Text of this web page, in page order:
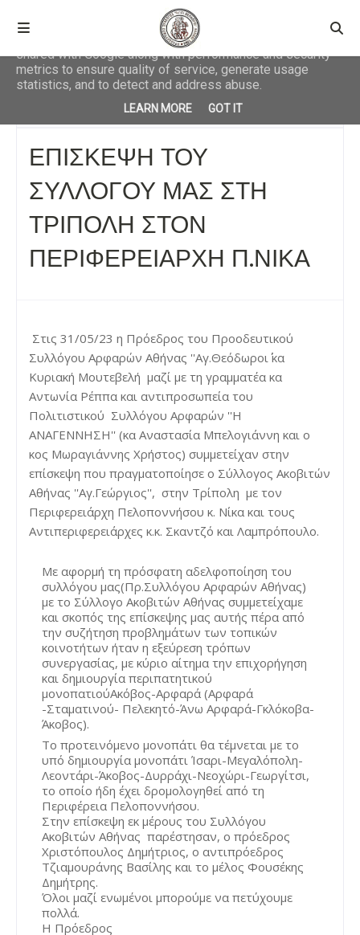
ΤΡΙΠΟΛΗ ΣΤΟΝ ΠΕΡΙΦΕΡΕΙΑΡΧΗ Π.ΝΙΚΑ
ΕΠΙΣΚΕΨΗ ΤΟΥ
ΣΥΛΛΟΓΟΥ ΜΑΣ ΣΤΗ
ΤΡΙΠΟΛΗ ΣΤΟΝ
ΠΕΡΙΦΕΡΕΙΑΡΧΗ Π.ΝΙΚΑ
Στις 31/05/23 η Πρόεδρος του Προοδευτικού
Συλλόγου Αρφαρών Αθήνας ''Αγ.Θεόδωροι΄΄ κα
Κυριακή Μουτεβελή  μαζί με τη γραμματέα κα
Αντωνία Ρέππα και αντιπροσωπεία του
Πολιτιστικού  Συλλόγου Αρφαρών ''Η
ΑΝΑΓΕΝΝΗΣΗ'' (κα Αναστασία Μπελογιάννη και ο
κος Μωραγιάννης Χρήστος) συμμετείχαν στην
επίσκεψη που πραγματοποίησε ο Σύλλογος Ακοβιτών
Αθήνας ''Αγ.Γεώργιος'',  στην Τρίπολη  με τον
Περιφερειάρχη Πελοποννήσου κ. Νίκα και τους
Αντιπεριφερειάρχες κ.κ. Σκαντζό και Λαμπρόπουλο.
Με αφορμή τη πρόσφατη αδελφοποίηση του
συλλόγου μας(Πρ.Συλλόγου Αρφαρών Αθήνας)
με το Σύλλογο Ακοβιτών Αθήνας συμμετείχαμε
και σκοπός της επίσκεψης μας αυτής πέρα από
την συζήτηση προβλημάτων των τοπικών
κοινοτήτων ήταν η εξεύρεση τρόπων
συνεργασίας, με κύριο αίτημα την επιχορήγηση
και δημιουργία περιπατητικού
μονοπατιούΑκόβος-Αρφαρά (Αρφαρά
-Σταματινού- Πελεκητό-Άνω Αρφαρά-Γκλόκοβα-
Άκοβος).
Το προτεινόμενο μονοπάτι θα τέμνεται με το
υπό δημιουργία μονοπάτι Ίσαρι-Μεγαλόπολη-
Λεοντάρι-Άκοβος-Δυρράχι-Νεοχώρι-Γεωργίτσι,
το οποίο ήδη έχει δρομολογηθεί από τη
Περιφέρεια Πελοποννήσου.
Στην επίσκεψη εκ μέρους του Συλλόγου
Ακοβιτών Αθήνας  παρέστησαν, ο πρόεδρος
Χριστόπουλος Δημήτριος, ο αντιπρόεδρος
Τζιαμουράνης Βασίλης και το μέλος Φουσέκης
Δημήτρης.
Όλοι μαζί ενωμένοι μπορούμε να πετύχουμε
πολλά.
Η Πρόεδρος
This site uses cookies from Google to deliver its services
and to analyze traffic. Your IP address and user-agent are
shared with Google along with performance and security
metrics to ensure quality of service, generate usage
statistics, and to detect and address abuse.
LEARN MORE GOT IT